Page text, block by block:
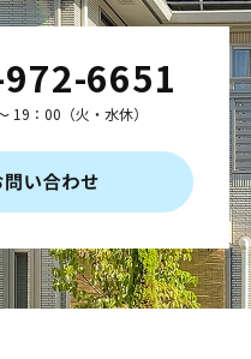
6651
19：00（火・水休）